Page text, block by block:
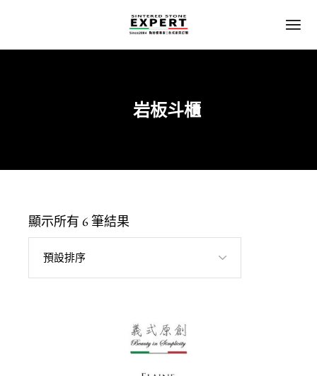
岩板斗櫃
顯示所有 6 筆結果
預設排序